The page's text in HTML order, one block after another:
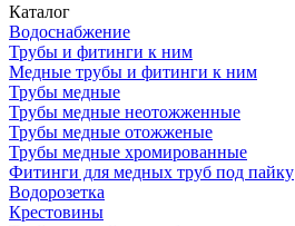
Каталог
Водоснабжение
Трубы и фитинги к ним
Медные трубы и фитинги к ним
Трубы медные
Трубы медные неотожженные
Трубы медные отожженые
Трубы медные хромированные
Фитинги для медных труб под пайку
Водорозетка
Крестовины